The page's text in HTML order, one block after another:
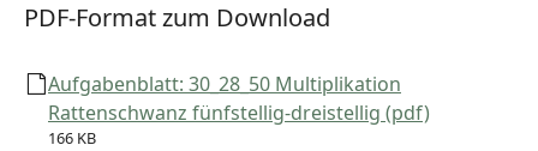
PDF-Format zum Download
Aufgabenblatt: 30_28_50 Multiplikation
Rattenschwanz fünfstellig-dreistellig (pdf)
166 KB